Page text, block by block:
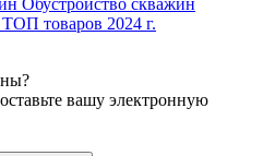
Обустройство скважин
ТОП товаров 2024 г.
вашу электронную